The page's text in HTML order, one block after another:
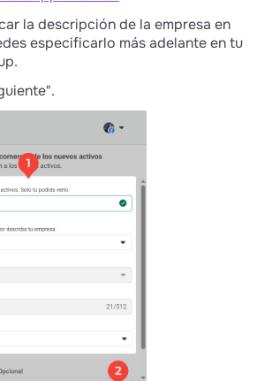
la descripción de la empresa en
especificarlo más adelante en tu